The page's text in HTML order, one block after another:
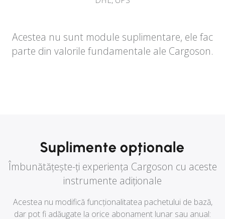
Acestea nu sunt module suplimentare, ele fac
parte din valorile fundamentale ale Cargoson.
Suplimente opționale
Îmbunătățește-ți experiența Cargoson cu aceste
instrumente adiționale
Acestea nu modifică funcționalitatea pachetului de bază,
dar pot fi adăugate la orice abonament lunar sau anual: